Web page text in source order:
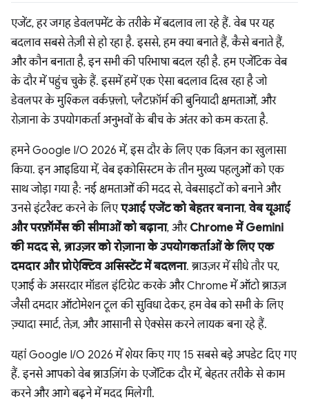
एजेंट, हर जगह डेवलपमेंट के तरीके में बदलाव ला रहे हैं. वेब पर यह
बदलाव सबसे तेज़ी से हो रहा है. इससे, हम क्या बनाते हैं, कैसे बनाते हैं,
और कौन बनाता है, इन सभी की परिभाषा बदल रही है. हम एजेंटिक वेब
के दौर में पहुंच चुके हैं. इसमें हमें एक ऐसा बदलाव दिख रहा है जो
डेवलपर के मुश्किल वर्कफ़्लो, प्लैटफ़ॉर्म की बुनियादी क्षमताओं, और
रोज़ाना के उपयोगकर्ता अनुभवों के बीच के अंतर को कम करता है.
हमने Google I/O 2026 में, इस दौर के लिए एक विज़न का खुलासा
किया. इन आइडिया में, वेब इकोसिस्टम के तीन मुख्य पहलुओं को एक
साथ जोड़ा गया है: नई क्षमताओं की मदद से, वेबसाइटों को बनाने और
उनसे इंटरैक्ट करने के लिएएआई एजेंट को बेहतर बनाना,वेब यूआई
और परफ़ॉर्मेंस की सीमाओं को बढ़ाना, और Chrome में Gemini
की मदद से, ब्राउज़र को रोज़ाना के उपयोगकर्ताओं के लिए एक
दमदार और प्रोऐक्टिव असिस्टेंट में बदलना. ब्राउज़र में सीधे तौर पर,
एआई के असरदार मॉडल इंटिग्रेट करके और Chrome में ऑटो ब्राउज़
जैसी दमदार ऑटोमेशन टूल की सुविधा देकर, हम वेब को सभी के लिए
ज़्यादा स्मार्ट, तेज़, और आसानी से ऐक्सेस करने लायक बना रहे हैं.
यहां Google I/O 2026 में शेयर किए गए 15 सबसे बड़े अपडेट दिए गए
हैं. इनसे आपको वेब ब्राउज़िंग के एजेंटिक दौर में, बेहतर तरीके से काम
करने और आगे बढ़ने में मदद मिलेगी.